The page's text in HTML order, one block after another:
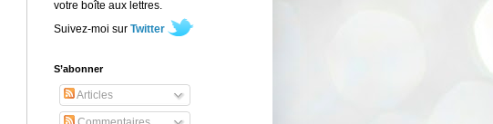
votre boîte aux lettres.
Suivez-moi sur Twitter
S’abonner
Articles